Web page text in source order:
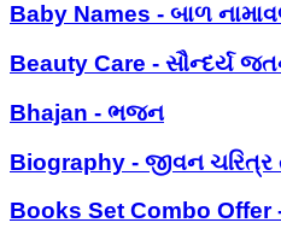
Baby Names - બાળ
Beauty Care - સૌન્દર્ય
Bhajan - ભજન
Biography - જીવન
Books Set Combo Offer